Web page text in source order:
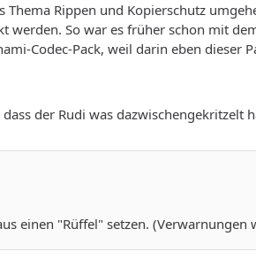
Rippen und Kopierschutz
So war es früher schon mit
Codec-Pack, weil darin eben dieser
der Rudi was dazwischengekritzelt
einen "Rüffel" setzen. (Verwarnungen